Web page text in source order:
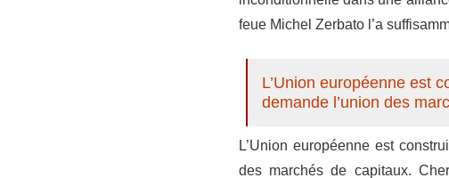
feue Michel Zerbato l’a
L’Union européenne est
demande l’union des
L’Union européenne est
des marchés de capitaux.